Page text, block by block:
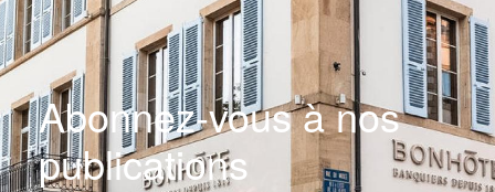
Abonnez-vous à nos
publications